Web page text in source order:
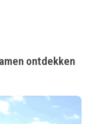
ontdekken